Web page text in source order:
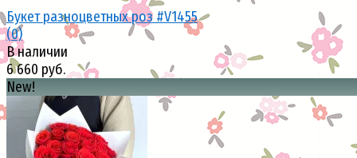
Букет разноцветных роз #V1455
(0)
В наличии
6 660 руб.
New!